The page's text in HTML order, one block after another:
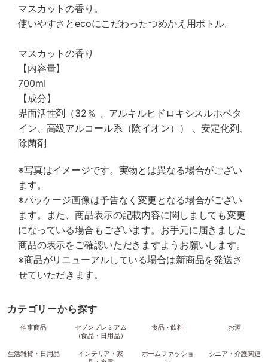
マスカットの香り。
使いやすさとecoにこだわったつめかえ用ボトル。
マスカットの香り
【内容量】
700ml
【成分】
界面活性剤（32％ 、アルキルヒドロキシスルホベタ
イン、高級アルコール系（陰イオン）） 、安定化剤、
除菌剤
※写真はイメージです。実物とは異なる場合がござい
ます。
※パッケージ画像は予告なく変更となる場合がござい
ます。また、商品表示の記載内容に関しましても変更
になっている場合もございます。お手元に届きました
商品の表示をご確認いただきますようお願いします。
※商品がリニューアルしている場合は新商品を発送さ
せていただきます。
カテゴリーから探す
催事商品
セブンプレミアム
（食品・日用品）
食品・飲料 お酒
生活雑貨・日用品
インテリア・家
ホームファッショ
シニア・介護関連